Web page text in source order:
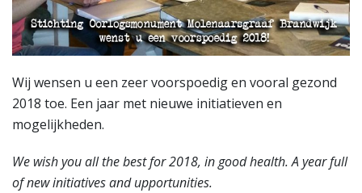
Wij wensen u een zeer voorspoedig en vooral gezond
2018 toe. Een jaar met nieuwe initiatieven en
mogelijkheden.
We wish you all the best for 2018, in good health. A year full
of new initiatives and upportunities.